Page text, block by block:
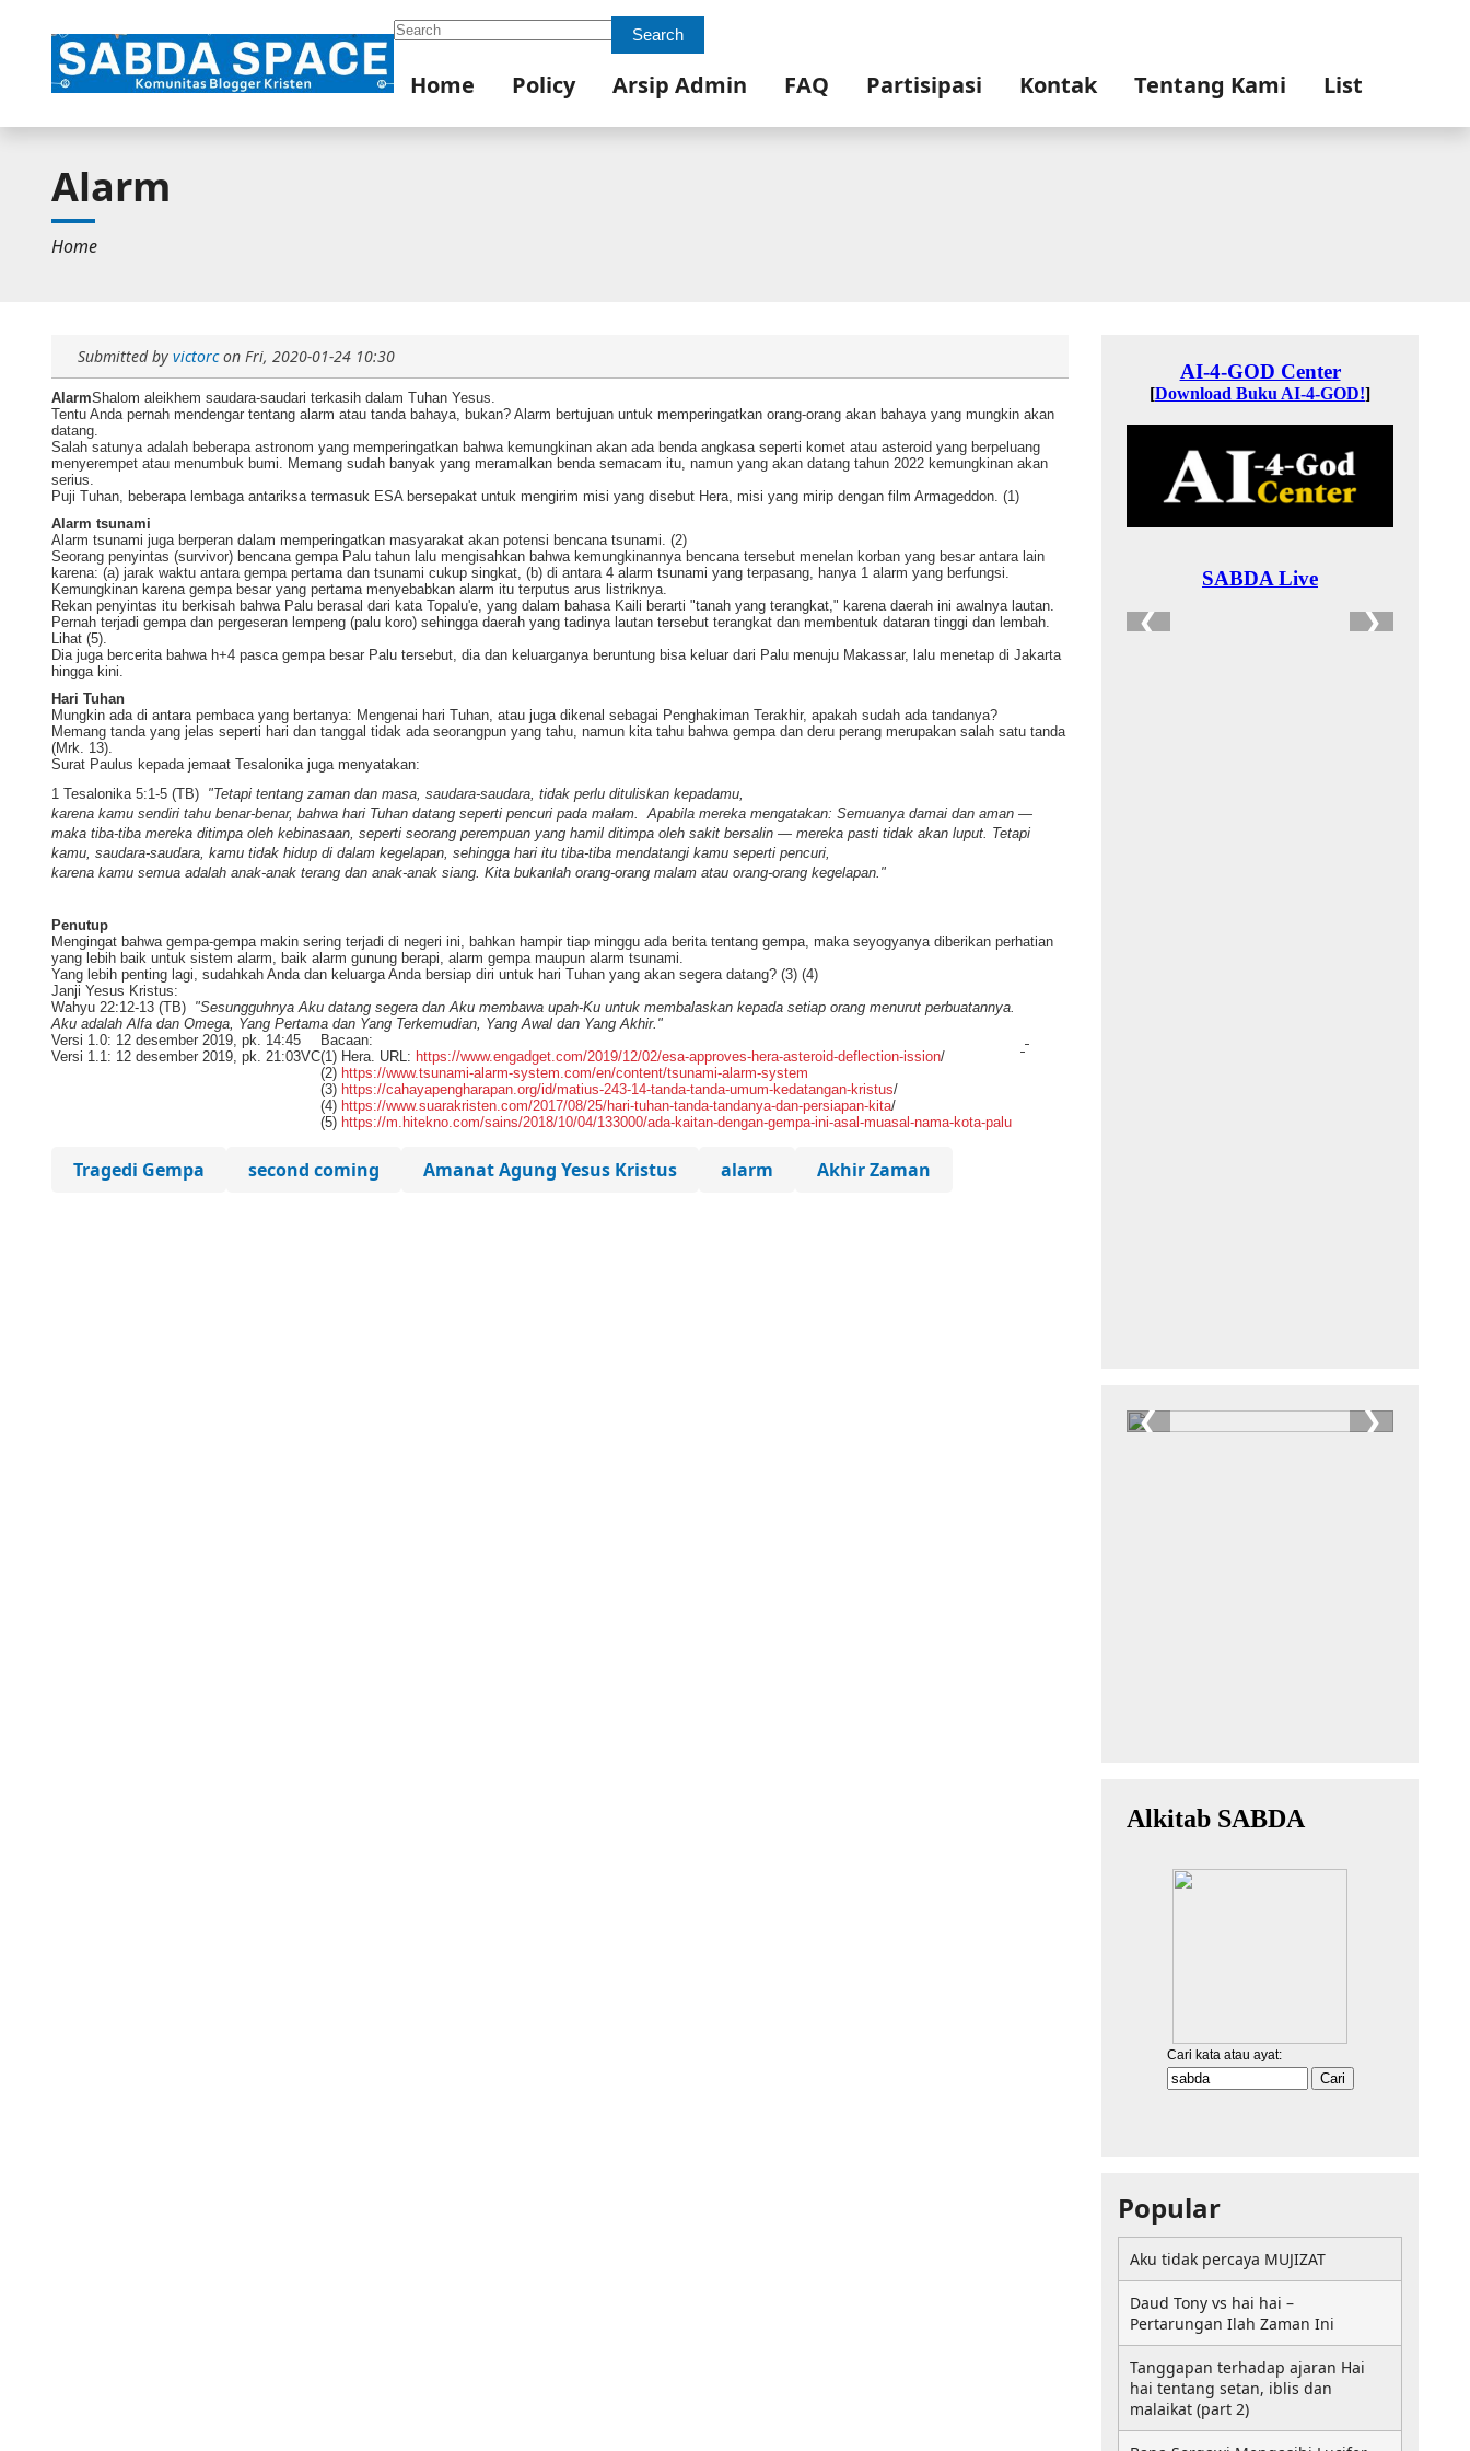
Search Search
Home Policy Arsip Admin FAQ Partisipasi Kontak Tentang Kami List
Alarm
Home
Submitted by victorcon Fri, 2020-01-24 10:30
AlarmShalom aleikhem saudara-saudari terkasih dalam Tuhan Yesus.
Tentu Anda pernah mendengar tentang alarm atau tanda bahaya, bukan? Alarm bertujuan untuk memperingatkan orang-orang akan bahaya yang mungkin akan
datang.
Salah satunya adalah beberapa astronom yang memperingatkan bahwa kemungkinan akan ada benda angkasa seperti komet atau asteroid yang berpeluang
menyerempet atau menumbuk bumi. Memang sudah banyak yang meramalkan benda semacam itu, namun yang akan datang tahun 2022 kemungkinan akan
serius.
Puji Tuhan, beberapa lembaga antariksa termasuk ESA bersepakat untuk mengirim misi yang disebut Hera, misi yang mirip dengan film Armageddon. (1)
Alarm tsunami
Alarm tsunami juga berperan dalam memperingatkan masyarakat akan potensi bencana tsunami. (2)
Seorang penyintas (survivor) bencana gempa Palu tahun lalu mengisahkan bahwa kemungkinannya bencana tersebut menelan korban yang besar antara lain
karena: (a) jarak waktu antara gempa pertama dan tsunami cukup singkat, (b) di antara 4 alarm tsunami yang terpasang, hanya 1 alarm yang berfungsi.
Kemungkinan karena gempa besar yang pertama menyebabkan alarm itu terputus arus listriknya.
Rekan penyintas itu berkisah bahwa Palu berasal dari kata Topalu'e, yang dalam bahasa Kaili berarti "tanah yang terangkat," karena daerah ini awalnya lautan.
Pernah terjadi gempa dan pergeseran lempeng (palu koro) sehingga daerah yang tadinya lautan tersebut terangkat dan membentuk dataran tinggi dan lembah.
Lihat (5).
Dia juga bercerita bahwa h+4 pasca gempa besar Palu tersebut, dia dan keluarganya beruntung bisa keluar dari Palu menuju Makassar, lalu menetap di Jakarta
hingga kini.
Hari Tuhan
Mungkin ada di antara pembaca yang bertanya: Mengenai hari Tuhan, atau juga dikenal sebagai Penghakiman Terakhir, apakah sudah ada tandanya?
Memang tanda yang jelas seperti hari dan tanggal tidak ada seorangpun yang tahu, namun kita tahu bahwa gempa dan deru perang merupakan salah satu tanda
(Mrk. 13).
Surat Paulus kepada jemaat Tesalonika juga menyatakan:
1 Tesalonika 5:1-5 (TB) "Tetapi tentang zaman dan masa, saudara-saudara, tidak perlu dituliskan kepadamu,
karena kamu sendiri tahu benar-benar, bahwa hari Tuhan datang seperti pencuri pada malam. Apabila mereka mengatakan: Semuanya damai dan aman —
maka tiba-tiba mereka ditimpa oleh kebinasaan, seperti seorang perempuan yang hamil ditimpa oleh sakit bersalin — mereka pasti tidak akan luput. Tetapi
kamu, saudara-saudara, kamu tidak hidup di dalam kegelapan, sehingga hari itu tiba-tiba mendatangi kamu seperti pencuri,
karena kamu semua adalah anak-anak terang dan anak-anak siang. Kita bukanlah orang-orang malam atau orang-orang kegelapan."
Penutup
Mengingat bahwa gempa-gempa makin sering terjadi di negeri ini, bahkan hampir tiap minggu ada berita tentang gempa, maka seyogyanya diberikan perhatian
yang lebih baik untuk sistem alarm, baik alarm gunung berapi, alarm gempa maupun alarm tsunami.
Yang lebih penting lagi, sudahkah Anda dan keluarga Anda bersiap diri untuk hari Tuhan yang akan segera datang? (3) (4)
Janji Yesus Kristus:
Wahyu 22:12-13 (TB) "Sesungguhnya Aku datang segera dan Aku membawa upah-Ku untuk membalaskan kepada setiap orang menurut perbuatannya.
Aku adalah Alfa dan Omega, Yang Pertama dan Yang Terkemudian, Yang Awal dan Yang Akhir."
Versi 1.0: 12 desember 2019, pk. 14:45
Versi 1.1: 12 desember 2019, pk. 21:03VC
Bacaan:
(1) Hera. URL: https://www.engadget.com/2019/12/02/esa-approves-hera-asteroid-deflection-ission/
(2) https://www.tsunami-alarm-system.com/en/content/tsunami-alarm-system
(3) https://cahayapengharapan.org/id/matius-243-14-tanda-tanda-umum-kedatangan-kristus/
(4) https://www.suarakristen.com/2017/08/25/hari-tuhan-tanda-tandanya-dan-persiapan-kita/
(5) https://m.hitekno.com/sains/2018/10/04/133000/ada-kaitan-dengan-gempa-ini-asal-muasal-nama-kota-palu
Tragedi Gempa second coming Amanat Agung Yesus Kristus alarm Akhir Zaman
Popular
Aku tidak percaya MUJIZAT
Daud Tony vs hai hai –
Pertarungan Ilah Zaman Ini
Tanggapan terhadap ajaran Hai
hai tentang setan, iblis dan
malaikat (part 2)